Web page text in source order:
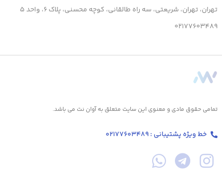
تهران، تهران، شریعتی، سه راه طالقانی، کوچه محسنی، پلاک 6، واحد 5
02177603489
تمامی حقوق مادی و معنوی این سایت متعلق به آوان نت می باشد.
خط ویژه پشتیبانی : 02177603489